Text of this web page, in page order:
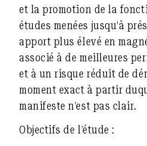
et la promotion de la
études menées jusqu’à
apport plus élevé en
associé à de meilleures
et à un risque réduit de
moment exact à partir
manifeste n’est pas clair.
Objectifs de l’étude :